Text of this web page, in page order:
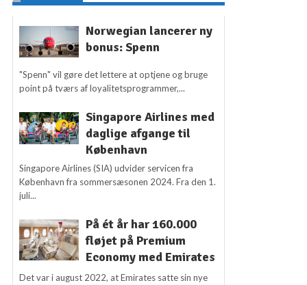
Norwegian lancerer ny
bonus: Spenn
"Spenn" vil gøre det lettere at optjene og bruge
point på tværs af loyalitetsprogrammer,...
Singapore Airlines med
daglige afgange til
København
Singapore Airlines (SIA) udvider servicen fra
København fra sommersæsonen 2024. Fra den 1.
juli...
På ét år har 160.000
fløjet på Premium
Economy med Emirates
Det var i august 2022, at Emirates satte sin nye